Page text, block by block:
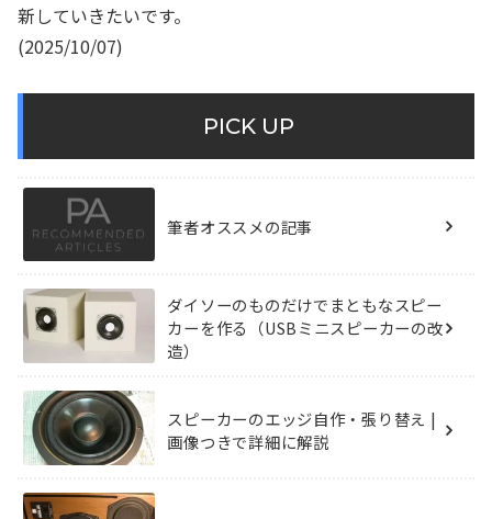
新していきたいです。
(2025/10/07)
PICK UP
筆者オススメの記事
ダイソーのものだけでまともなスピー
カーを作る（USBミニスピーカーの改
造）
スピーカーのエッジ自作・張り替え |
画像つきで詳細に解説